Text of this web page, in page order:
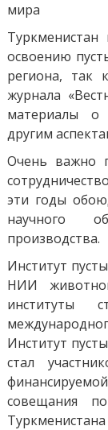
мира
освоению
региона, так
журнала
материалы о
другим
Очень важно
эти годы
научного
производства.
Институт
НИИ
институты
Институт
стал
совещания